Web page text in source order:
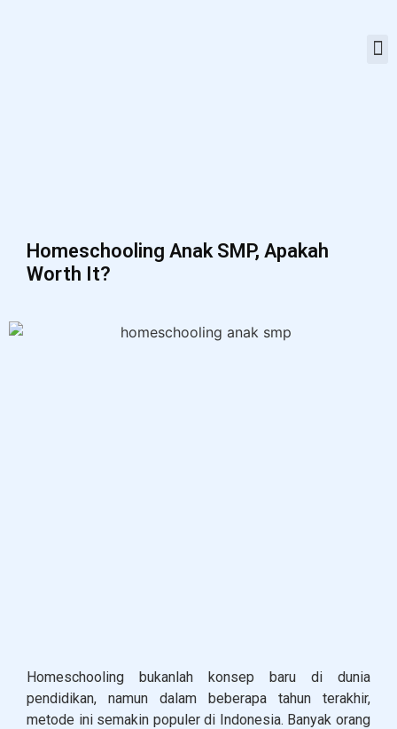
Homeschooling Anak SMP, Apakah
Worth It?
Homeschooling bukanlah konsep baru di dunia
pendidikan, namun dalam beberapa tahun terakhir,
metode ini semakin populer di Indonesia. Banyak orang